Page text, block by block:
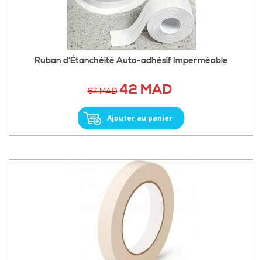
Ruban d'Étanchéité Auto-adhésif Imperméable
67 MAD42 MAD
Ajouter au panier